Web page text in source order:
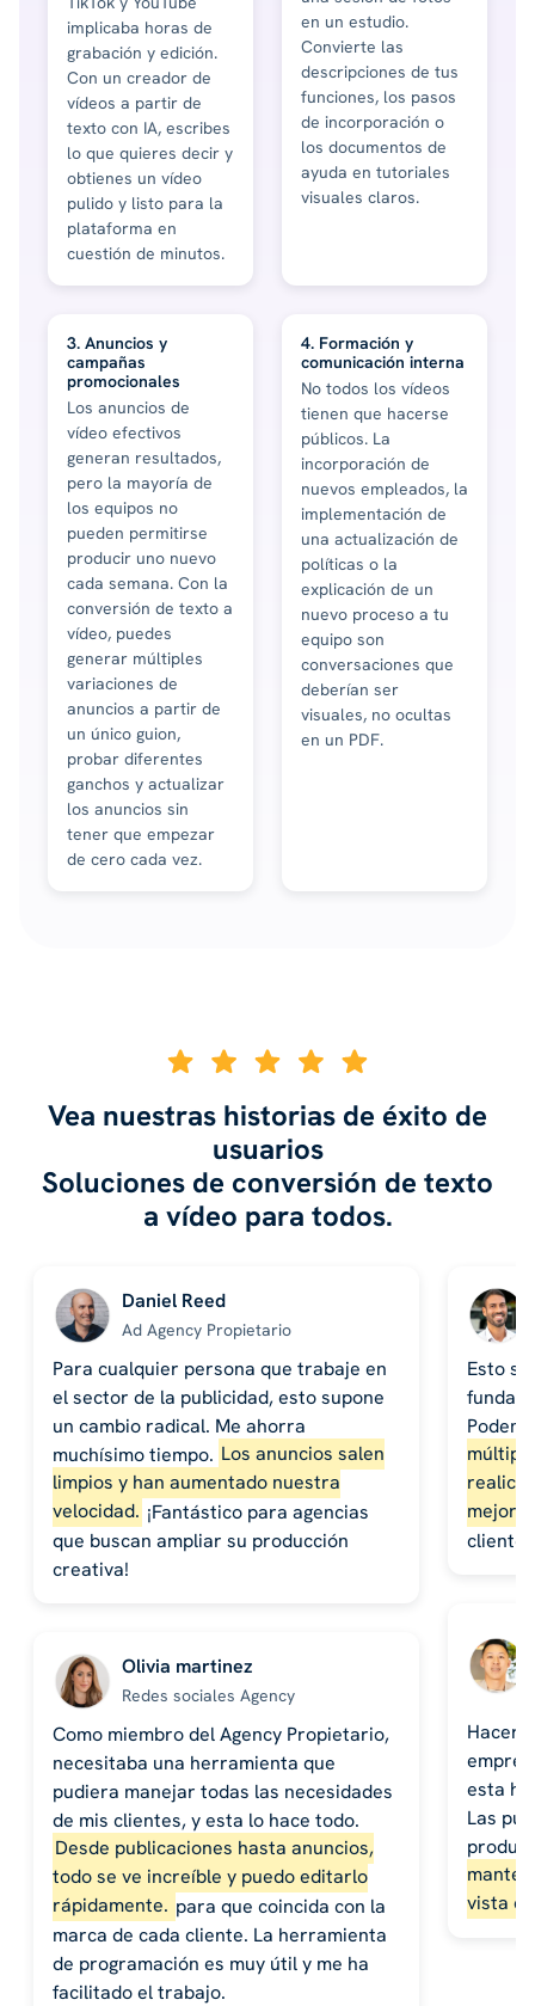
implicaba horas de
grabación y edición.
Con un creador de
vídeos a partir de
texto con IA, escribes
lo que quieres decir y
obtienes un vídeo
pulido y listo para la
plataforma en
cuestión de minutos.
en un estudio.
Convierte las
descripciones de tus
funciones, los pasos
de incorporación o
los documentos de
ayuda en tutoriales
visuales claros.
3. Anuncios y
campañas
promocionales
Los anuncios de
vídeo efectivos
generan resultados,
pero la mayoría de
los equipos no
pueden permitirse
producir uno nuevo
cada semana. Con la
conversión de texto a
vídeo, puedes
generar múltiples
variaciones de
anuncios a partir de
un único guion,
probar diferentes
ganchos y actualizar
los anuncios sin
tener que empezar
de cero cada vez.
4. Formación y
comunicación interna
No todos los vídeos
tienen que hacerse
públicos. La
incorporación de
nuevos empleados, la
implementación de
una actualización de
políticas o la
explicación de un
nuevo proceso a tu
equipo son
conversaciones que
deberían ser
visuales, no ocultas
en un PDF.
Vea nuestras historias de éxito de
usuarios
Soluciones de conversión de texto
a vídeo para todos.
Daniel Reed
Ad Agency Propietario
Para cualquier persona que trabaje en
el sector de la publicidad, esto supone
un cambio radical. Me ahorra
muchísimo tiempo. Los anuncios salen
limpios y han aumentado nuestra
velocidad. ¡Fantástico para agencias
que buscan ampliar su producción
creativa!
Olivia martinez
Redes sociales Agency
Como miembro del Agency Propietario,
necesitaba una herramienta que
pudiera manejar todas las necesidades
de mis clientes, y esta lo hace todo.
Desde publicaciones hasta anuncios,
todo se ve increíble y puedo editarlo
rápidamente. para que coincida con la
marca de cada cliente. La herramienta
de programación es muy útil y me ha
facilitado el trabajo.
Esto
realice
Hacer
esta
Las
vista